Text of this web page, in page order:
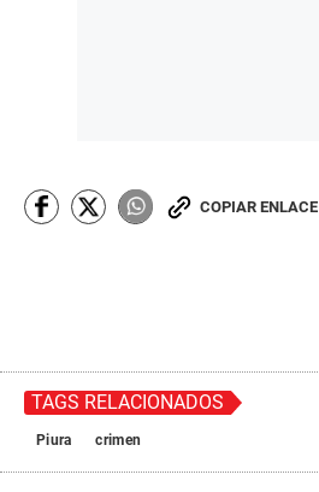
COPIAR ENLACE
TAGS RELACIONADOS
Piura crimen